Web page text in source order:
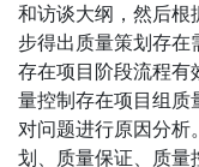
和访谈大纲，然后根
步得出质量策划存在
存在项目阶段流程有
量控制存在项目组质
对问题进行原因分
划、质量保证、质量